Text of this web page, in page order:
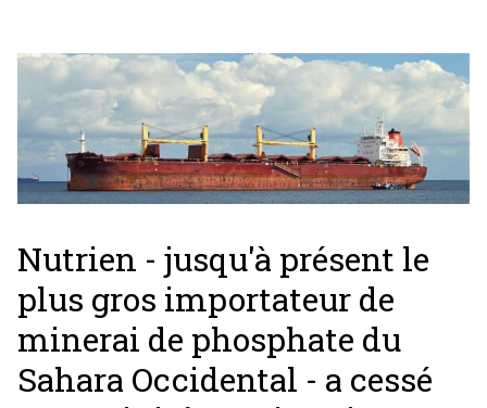
Nutrien - jusqu'à présent le
plus gros importateur de
minerai de phosphate du
Sahara Occidental - a cessé